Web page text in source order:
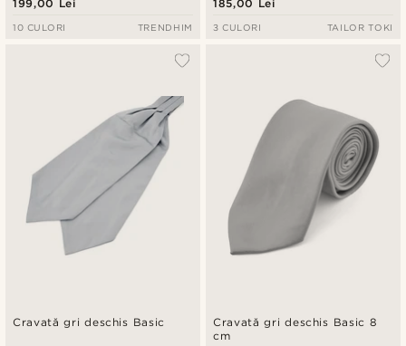
199,00 Lei
10 CULORI TRENDHIM
185,00 Lei
3 CULORI TAILOR TOKI
Cravată gri deschis Basic
Cravată gri deschis Basic 8
cm